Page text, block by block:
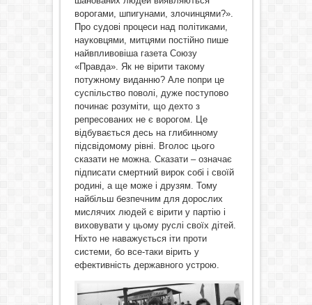
ворогами, шпигунами, злочинцями?».
Про судові процеси над політиками,
науковцями, митцями постійно пише
найвпливовіша газета Союзу
«Правда». Як не вірити такому
потужному виданню? Але попри це
суспільство поволі, дуже поступово
починає розуміти, що дехто з
репресованих не є ворогом. Це
відбувається десь на глибинному
підсвідомому рівні. Вголос цього
сказати не можна. Сказати – означає
підписати смертний вирок собі і своїй
родині, а ще може і друзям. Тому
найбільш безпечним для дорослих
мислячих людей є вірити у партію і
виховувати у цьому руслі своїх дітей.
Ніхто не наважується іти проти
системи, бо все-таки вірить у
ефективність державного устрою.